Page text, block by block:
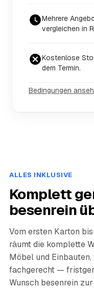
Mehrere
vergleichen in
Kostenlose
dem Termin.
Bedingungen
ALLES INKLUSIVE
Komplett
besenrein
Vom ersten Karton
räumt die komplette
Möbel und
fachgerecht —
Wunsch besenrein